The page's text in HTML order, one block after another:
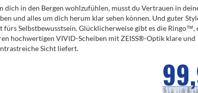
dich in den Bergen wohlzufühlen, musst du Vertrauen in
und alles um dich herum klar sehen können. Und guter
fürs Selbstbewusstsein. Glücklicherweise gibt es die
hochwertigen VIVID-Scheiben mit ZEISS®-Optik klare und
Sicht liefert.